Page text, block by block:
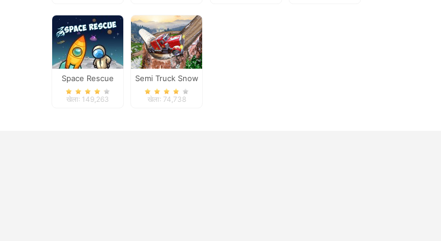
Space Rescue
खेला: 149,263
Semi Truck Snow
Simulator
खेला: 74,738